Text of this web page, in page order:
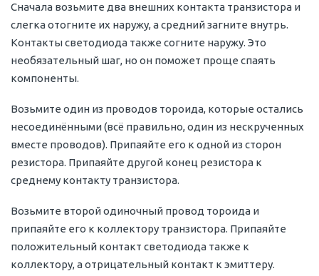
Сначала возьмите два внешних контакта транзистора и
слегка отогните их наружу, а средний загните внутрь.
Контакты светодиода также согните наружу. Это
необязательный шаг, но он поможет проще спаять
компоненты.
Возьмите один из проводов тороида, которые остались
несоединёнными (всё правильно, один из нескрученных
вместе проводов). Припаяйте его к одной из сторон
резистора. Припаяйте другой конец резистора к
среднему контакту транзистора.
Возьмите второй одиночный провод тороида и
припаяйте его к коллектору транзистора. Припаяйте
положительный контакт светодиода также к
коллектору, а отрицательный контакт к эмиттеру.